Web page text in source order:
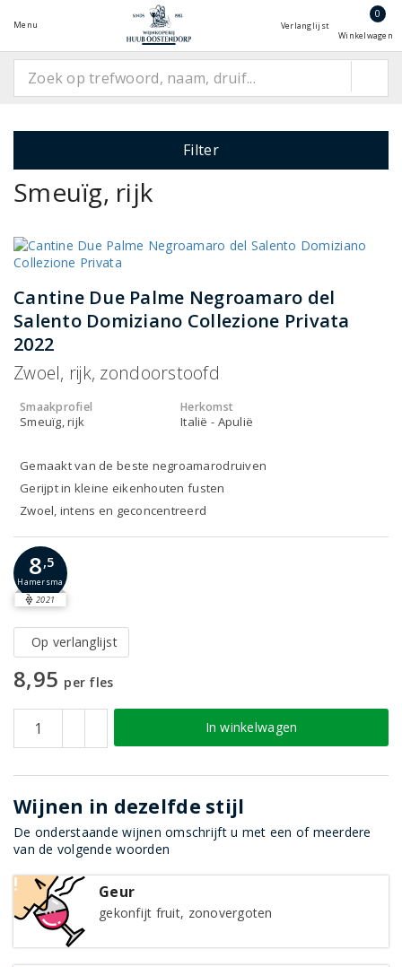
Menu Verlanglijst
0
Winkelwagen
Filter
Smeuïg, rijk
Cantine Due Palme Negroamaro del
Salento Domiziano Collezione Privata
2022
Zwoel, rijk, zondoorstoofd
Smaakprofiel
Smeuïg, rijk
Herkomst
Italië - Apulië
Gemaakt van de beste negroamarodruiven
Gerijpt in kleine eikenhouten fusten
Zwoel, intens en geconcentreerd
8,5
Hamersma
2021
Op verlanglijst
8,95 per fles
In winkelwagen
Wijnen in dezelfde stijl
De onderstaande wijnen omschrijft u met een of meerdere
van de volgende woorden
Geur
gekonfijt fruit, zonovergoten